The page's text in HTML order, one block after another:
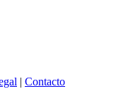
| Contacto